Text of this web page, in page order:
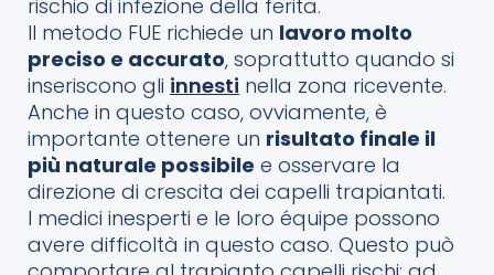
rischio di infezione della ferita.
Il metodo FUE richiede un lavoro molto
preciso e accurato, soprattutto quando si
inseriscono gli innesti nella zona ricevente.
Anche in questo caso, ovviamente, è
importante ottenere un risultato finale il
più naturale possibile e osservare la
direzione di crescita dei capelli trapiantati.
I medici inesperti e le loro équipe possono
avere difficoltà in questo caso. Questo può